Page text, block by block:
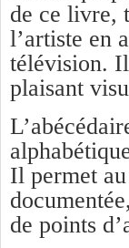
de ce livre,
l’artiste en
télévision.
plaisant
Il permet
de points